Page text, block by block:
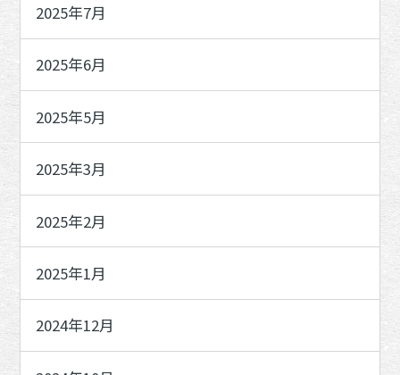
2025年7月
2025年6月
2025年5月
2025年3月
2025年2月
2025年1月
2024年12月